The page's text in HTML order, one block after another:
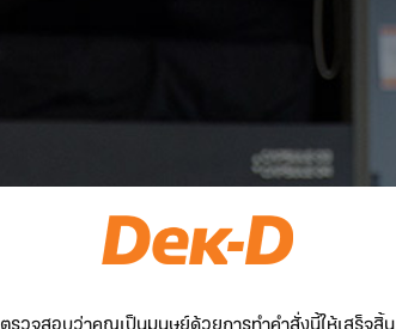
ตรวจสอบว่าคุณเป็นมนุษย์ด้วยการทำคำสั่งนี้ให้เสร็จสิ้น